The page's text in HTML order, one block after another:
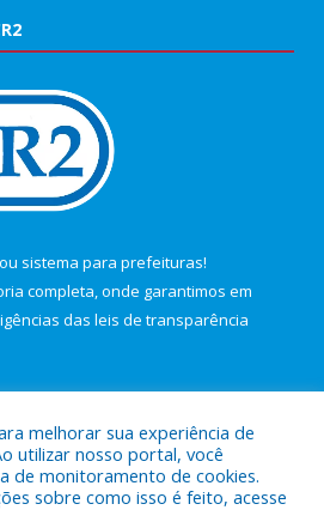
ou sistema para prefeituras!
completa, onde garantimos em
das leis de transparência
melhorar sua experiência de
utilizar nosso portal, você
de monitoramento de cookies.
sobre como isso é feito, acesse